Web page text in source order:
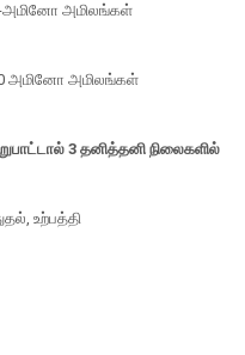
அமினோ அமிலங்கள்
30 அமினோ அமிலங்கள்
3 தனித்தனி நிலைகளில்
உற்பத்தி